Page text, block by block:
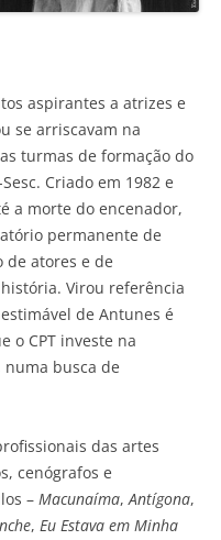
aspirantes a atrizes e
se arriscavam na
turmas de formação do
Criado em 1982 e
a morte do encenador,
permanente de
de atores e de
Virou referência
de Antunes é
o CPT investe na
numa busca de
das artes
cenógrafos e
– Macunaíma,Antígona,
, Eu Estava em Minha